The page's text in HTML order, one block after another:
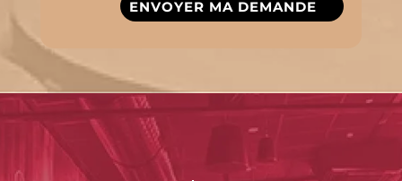
ENVOYER MA DEMANDE